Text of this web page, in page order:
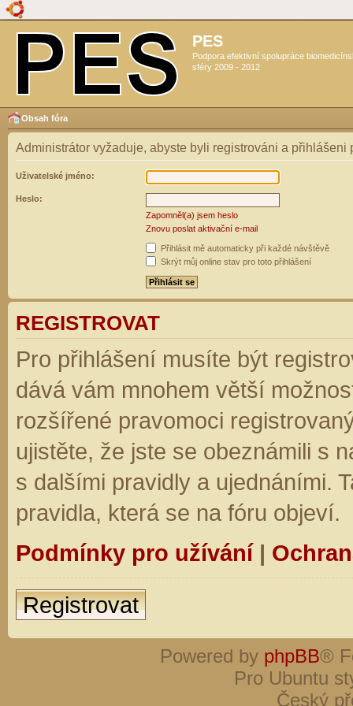
PES
Podpora efektivní spolupráce
sféry 2009 - 2012
Obsah fóra
Administrátor vyžaduje, abyste byli registrováni a přihlášeni
Uživatelské jméno:
Heslo:
Zapomněl(a) jsem heslo
Znovu poslat aktivační e-mail
Přihlásit mě automaticky při každé návštěvě
Skrýt můj online stav pro toto přihlášení
REGISTROVAT
Pro přihlášení musíte být
dává vám mnohem větší
rozšířené pravomoci
ujistěte, že jste se obeznámili s
s dalšími pravidly a ujednáními.
pravidla, která se na fóru objeví.
Podmínky pro užívání|
Registrovat
Powered by phpBB®
Pro Ubuntu
Český